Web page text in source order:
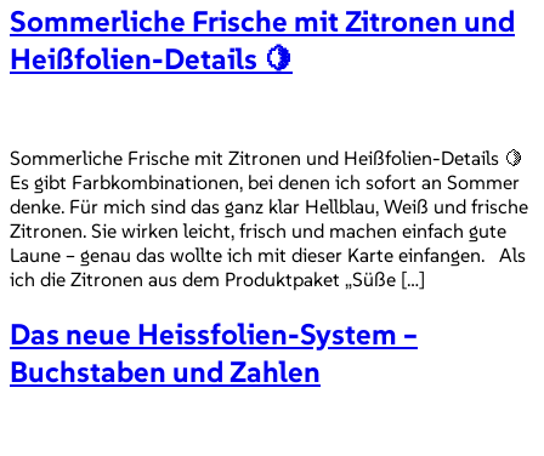
Sommerliche Frische mit Zitronen und
Heißfolien-Details 🍋
Sommerliche Frische mit Zitronen und Heißfolien-Details 🍋
Es gibt Farbkombinationen, bei denen ich sofort an Sommer
denke. Für mich sind das ganz klar Hellblau, Weiß und frische
Zitronen. Sie wirken leicht, frisch und machen einfach gute
Laune – genau das wollte ich mit dieser Karte einfangen. Als
ich die Zitronen aus dem Produktpaket „Süße […]
Das neue Heissfolien-System –
Buchstaben und Zahlen